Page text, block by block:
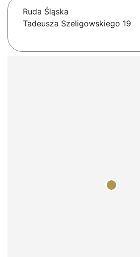
Ruda Śląska
Tadeusza Szeligowskiego 19